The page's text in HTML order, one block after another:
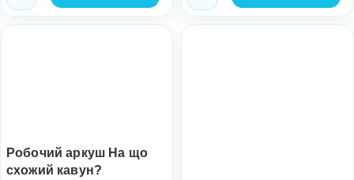
Робочий аркуш На що
схожий кавун?